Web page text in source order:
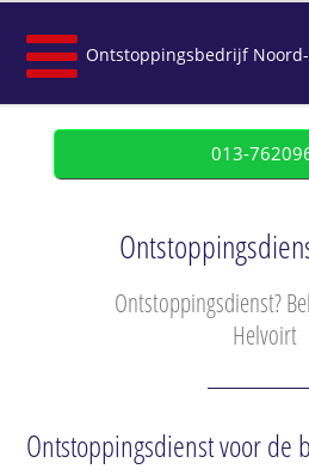
Ontstoppingsbedrijf
013-
Ontstoppingsdienst?
Helvoirt
Ontstoppingsdienst voor de